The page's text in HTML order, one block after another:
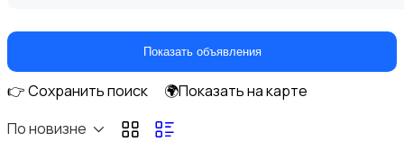
DVD, Blu-ray и медиаплееры
Показать объявления
👉 Сохранить поиск
🌍Показать на карте
По новизне